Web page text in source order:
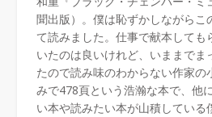
聞出版）。僕は恥ずかしながらこ
て読みました。仕事で献本しても
いたのは良いけれど、いままでま
たので読み味のわからない作家の
みで478頁という浩瀚な本で、他
い本や読みたい本が山積している